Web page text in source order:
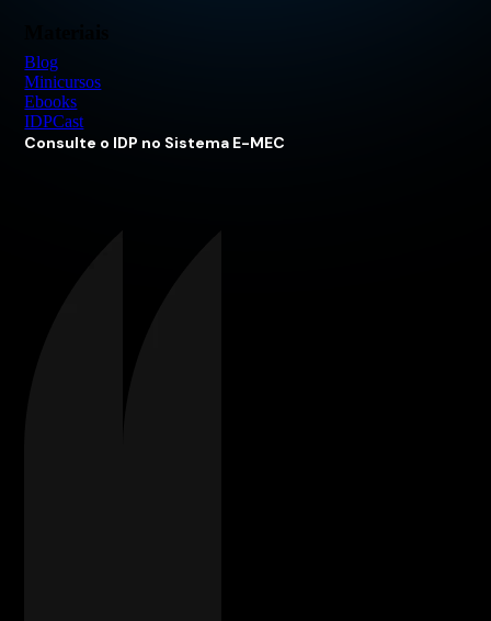
Blog
Minicursos
Ebooks
IDPCast
Consulte o IDP no Sistema E-MEC